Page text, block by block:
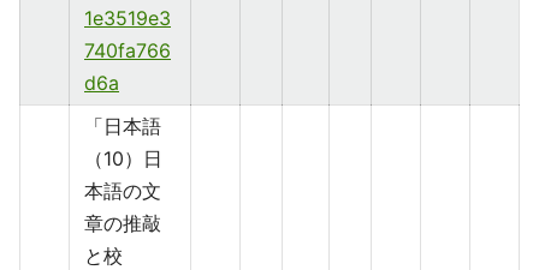
1e3519e3
740fa766
d6a
「日本語
（10）日
本語の文
章の推敲
と校